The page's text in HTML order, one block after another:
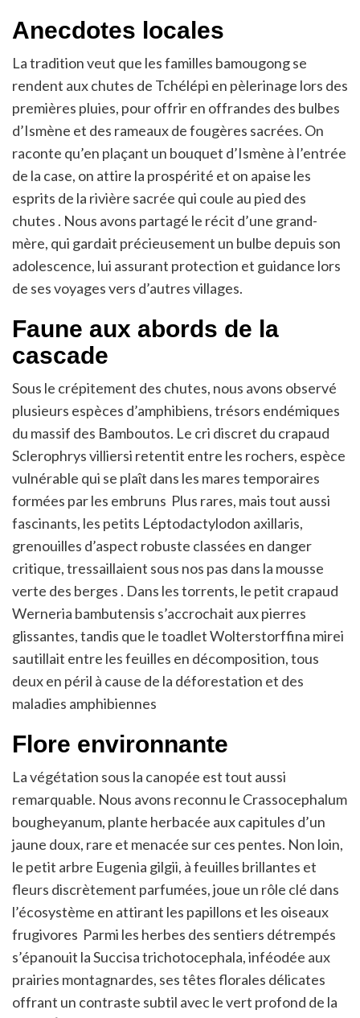
Anecdotes locales
La tradition veut que les familles bamougong se
rendent aux chutes de Tchélépi en pèlerinage lors des
premières pluies, pour offrir en offrandes des bulbes
d’Ismène et des rameaux de fougères sacrées. On
raconte qu’en plaçant un bouquet d’Ismène à l’entrée
de la case, on attire la prospérité et on apaise les
esprits de la rivière sacrée qui coule au pied des
chutes . Nous avons partagé le récit d’une grand-
mère, qui gardait précieusement un bulbe depuis son
adolescence, lui assurant protection et guidance lors
de ses voyages vers d’autres villages.
Faune aux abords de la
cascade
Sous le crépitement des chutes, nous avons observé
plusieurs espèces d’amphibiens, trésors endémiques
du massif des Bamboutos. Le cri discret du crapaud
Sclerophrys villiersi retentit entre les rochers, espèce
vulnérable qui se plaît dans les mares temporaires
formées par les embruns Plus rares, mais tout aussi
fascinants, les petits Léptodactylodon axillaris,
grenouilles d’aspect robuste classées en danger
critique, tressaillaient sous nos pas dans la mousse
verte des berges . Dans les torrents, le petit crapaud
Werneria bambutensis s’accrochait aux pierres
glissantes, tandis que le toadlet Wolterstorffina mirei
sautillait entre les feuilles en décomposition, tous
deux en péril à cause de la déforestation et des
maladies amphibiennes
Flore environnante
La végétation sous la canopée est tout aussi
remarquable. Nous avons reconnu le Crassocephalum
bougheyanum, plante herbacée aux capitules d’un
jaune doux, rare et menacée sur ces pentes. Non loin,
le petit arbre Eugenia gilgii, à feuilles brillantes et
fleurs discrètement parfumées, joue un rôle clé dans
l’écosystème en attirant les papillons et les oiseaux
frugivores Parmi les herbes des sentiers détrempés
s’épanouit la Succisa trichotocephala, inféodée aux
prairies montagnardes, ses têtes florales délicates
offrant un contraste subtil avec le vert profond de la